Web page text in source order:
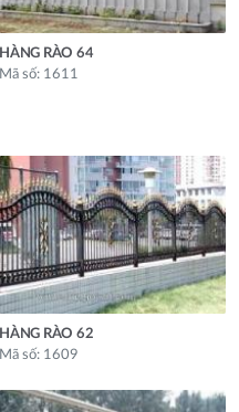
HÀNG RÀO 64
Mã số: 1611
HÀNG RÀO 62
Mã số: 1609